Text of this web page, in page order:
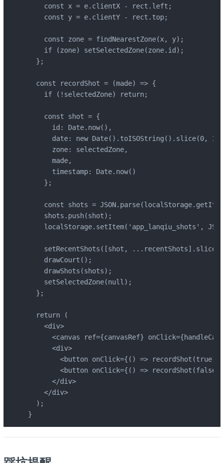
    const x = e.clientX - rect.left;
    const y = e.clientY - rect.top;
    const zone = findNearestZone(x, y);
    if (zone) setSelectedZone(zone.id);
  };
  const recordShot = (made) => {
    if (!selectedZone) return;
    const shot = {
      id: Date.now(),
date: new Date().toISOString().slice(0,
      zone: selectedZone,
      made,
      timestamp: Date.now()
    };
const shots =
    shots.push(shot);
localStorage.setItem('app_lanqiu_shots',
setRecentShots([shot,
    drawCourt();
    drawShots(shots);
    setSelectedZone(null);
  };
  return (
    <div>
<canvas ref={canvasRef}
      <div>
<button onClick={() =>
<button onClick={() =>
      </div>
    </div>
  );
}